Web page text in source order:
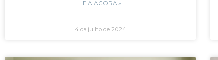
LEIA AGORA »
4 de julho de 2024